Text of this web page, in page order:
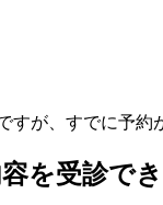
が、すでに予約
を受診で